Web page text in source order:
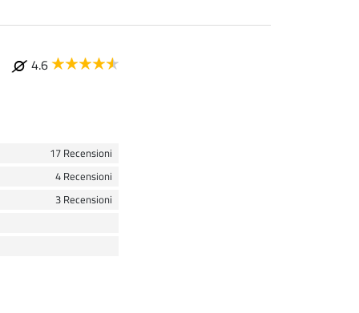
4.6
17 Recensioni
4 Recensioni
3 Recensioni